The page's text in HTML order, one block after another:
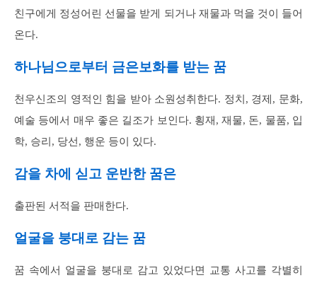
친구에게 정성어린 선물을 받게 되거나 재물과 먹을 것이 들어
온다.
하나님으로부터 금은보화를 받는 꿈
천우신조의 영적인 힘을 받아 소원성취한다. 정치, 경제, 문화,
예술 등에서 매우 좋은 길조가 보인다. 횡재, 재물, 돈, 물품, 입
학, 승리, 당선, 행운 등이 있다.
감을 차에 싣고 운반한 꿈은
출판된 서적을 판매한다.
얼굴을 붕대로 감는 꿈
꿈 속에서 얼굴을 붕대로 감고 있었다면 교통 사고를 각별히